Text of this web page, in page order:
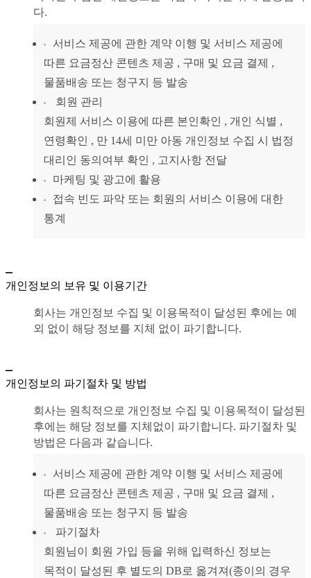
다.
서비스 제공에 관한 계약 이행 및 서비스 제공에
따른 요금정산 콘텐츠 제공 , 구매 및 요금 결제 ,
물품배송 또는 청구지 등 발송
회원 관리
회원제 서비스 이용에 따른 본인확인 , 개인 식별 ,
연령확인 , 만 14세 미만 아동 개인정보 수집 시 법정
대리인 동의여부 확인 , 고지사항 전달
마케팅 및 광고에 활용
접속 빈도 파악 또는 회원의 서비스 이용에 대한
통계
개인정보의 보유 및 이용기간
회사는 개인정보 수집 및 이용목적이 달성된 후에는 예
외 없이 해당 정보를 지체 없이 파기합니다.
개인정보의 파기절차 및 방법
회사는 원칙적으로 개인정보 수집 및 이용목적이 달성된
후에는 해당 정보를 지체없이 파기합니다. 파기절차 및
방법은 다음과 같습니다.
서비스 제공에 관한 계약 이행 및 서비스 제공에
따른 요금정산 콘텐츠 제공 , 구매 및 요금 결제 ,
물품배송 또는 청구지 등 발송
파기절차
회원님이 회원 가입 등을 위해 입력하신 정보는
목적이 달성된 후 별도의 DB로 옮겨져(종이의 경우